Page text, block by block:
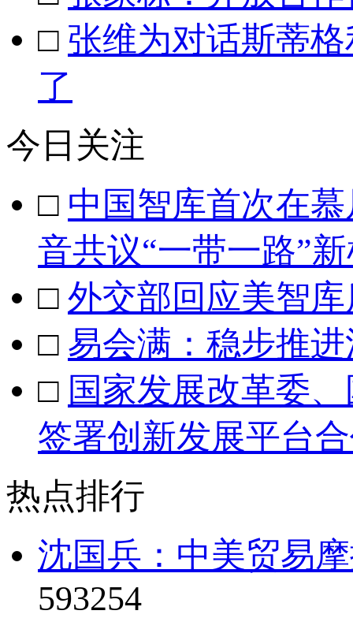
□ 张维为对话斯蒂
了
今日关注
□ 中国智库首次在
音共议“一带一路”
□ 外交部回应美智
□ 易会满：稳步推
□ 国家发展改革委
签署创新发展平台
热点排行
沈国兵：中美贸易
593254